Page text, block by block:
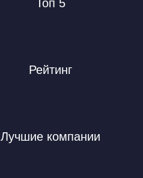
Топ 5
Рейтинг
Лучшие компании